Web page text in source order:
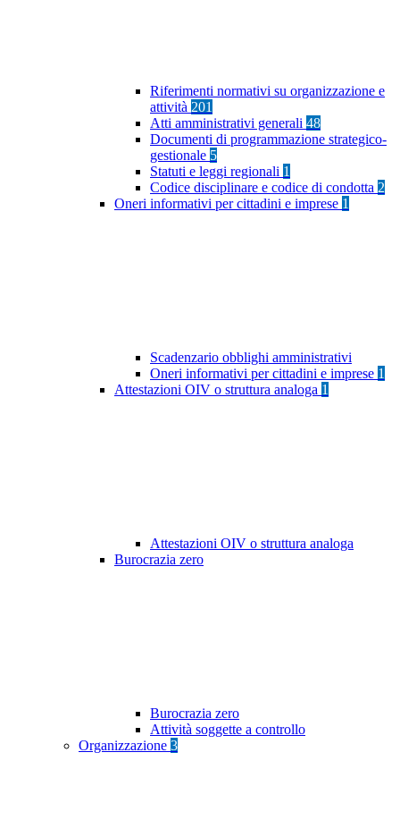
Riferimenti normativi su organizzazione e
attività 201
Atti amministrativi generali 48
Documenti di programmazione strategico-
gestionale 5
Statuti e leggi regionali 1
Codice disciplinare e codice di condotta 2
Oneri informativi per cittadini e imprese 1
Scadenzario obblighi amministrativi
Oneri informativi per cittadini e imprese 1
Attestazioni OIV o struttura analoga 1
Attestazioni OIV o struttura analoga
Burocrazia zero
Burocrazia zero
Attività soggette a controllo
Organizzazione 3